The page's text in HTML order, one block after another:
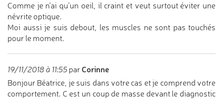
Comme je n'ai qu'un oeil, il craint et veut surtout éviter une
névrite optique.
Moi aussi je suis debout, les muscles ne sont pas touchés
pour le moment.
19/11/2018 à 11:55 par Corinne
Bonjour Béatrice, je suis dans votre cas et je comprend votre
comportement. C est un coup de masse devant le diagnostic